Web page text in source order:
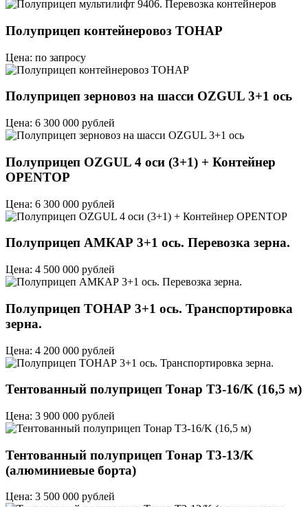
Полуприцеп контейнеровоз ТОНАР
Цена: по запросу
Полуприцеп зерновоз на шасси OZGUL 3+1 ось
Цена: 6 300 000 рублей
Полуприцеп OZGUL 4 оси (3+1) + Контейнер
OPENTOP
Цена: 6 300 000 рублей
Полуприцеп АМКАР 3+1 ось. Перевозка зерна.
Цена: 4 500 000 рублей
Полуприцеп ТОНАР 3+1 ось. Транспортировка
зерна.
Цена: 4 200 000 рублей
Тентованный полуприцеп Тонар T3-16/K (16,5 м)
Цена: 3 900 000 рублей
Тентованный полуприцеп Тонар T3-13/K
(алюминиевые борта)
Цена: 3 500 000 рублей